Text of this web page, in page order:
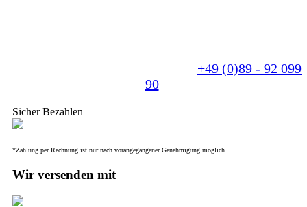
+49 (0)89 - 92 099
90.
Sicher Bezahlen
*Zahlung per Rechnung ist nur nach vorangegangener Genehmigung möglich.
Wir versenden mit